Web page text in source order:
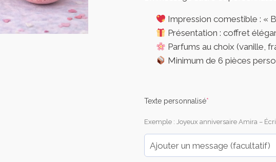
Impression comestible : «
Présentation : coffret
Parfums au choix (vanille,
Minimum de 6 pièces
Texte personnalisé*(required)
Exemple : Joyeux anniversaire Amira –